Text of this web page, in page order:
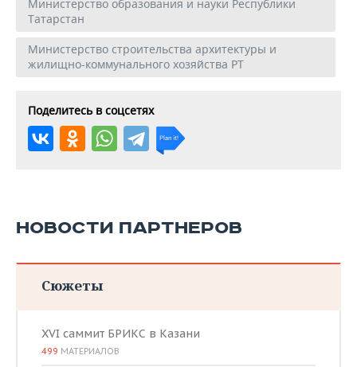
Министерство образования и науки Республики
Татарстан
Министерство строительства архитектуры и
жилищно-коммунального хозяйства РТ
Поделитесь в соцсетях
НОВОСТИ ПАРТНЕРОВ
Сюжеты
XVI саммит БРИКС в Казани
499 МАТЕРИАЛОВ